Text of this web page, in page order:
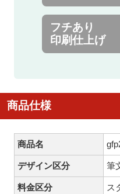
フチあり
印刷仕上げ
商品仕様
商品名
デザイン区分 筆
料金区分 ス